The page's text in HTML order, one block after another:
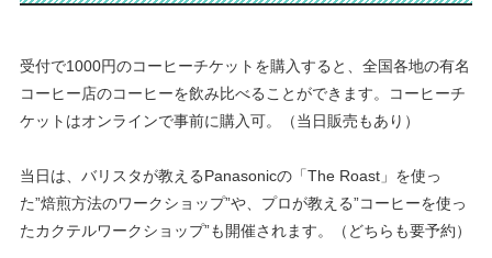
受付で1000円のコーヒーチケットを購入すると、全国各地の有名
コーヒー店のコーヒーを飲み比べることができます。コーヒーチ
ケットはオンラインで事前に購入可。（当日販売もあり）
当日は、バリスタが教えるPanasonicの「The Roast」を使っ
た”焙煎方法のワークショップ”や、プロが教える”コーヒーを使っ
たカクテルワークショップ”も開催されます。（どちらも要予約）